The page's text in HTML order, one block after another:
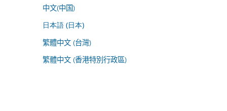
中文(中国)
日本語 (日本)
繁體中文 (台灣)
繁體中文 (香港特別行政區)